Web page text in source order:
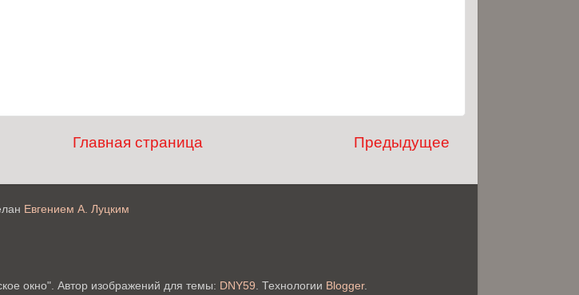
Предыдущее
Главная страница
Евгением А. Луцким
окно". Автор изображений для темы: DNY59. Технологии Blogger.